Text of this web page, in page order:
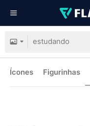
Ícones Figurinhas